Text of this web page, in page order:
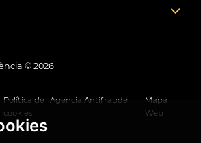
© 2026
Política de
cookies
Agencia Antifraude
Mapa
Web